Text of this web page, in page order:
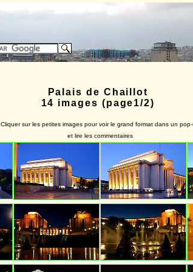
Palais de Chaillot
14 images (page1/2)
Cliquer sur les petites images pour voir le grand format dans un
et lire les commentaires